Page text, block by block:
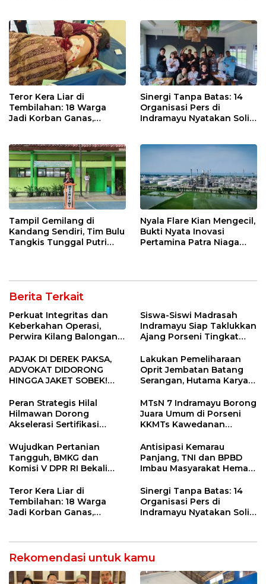
Teror Kera Liar di
Tembilahan: 18 Warga
Jadi Korban Ganas,
Sinergi Tanpa Batas: 14
Organisasi Pers di
Indramayu Nyatakan Solid
Tampil Gemilang di
Kandang Sendiri, Tim Bulu
Tangkis Tunggal Putri
Nyala Flare Kian Mengecil,
Bukti Nyata Inovasi
Pertamina Patra Niaga
Berita Terkait
Perkuat Integritas dan
Keberkahan Operasi,
Perwira Kilang Balongan
Siswa-Siswi Madrasah
Indramayu Siap Taklukkan
Ajang Porseni Tingkat
PAJAK DI DEREK PAKSA,
ADVOKAT DIDORONG
HINGGA JAKET SOBEK!
Ngamuk Kepung Polresta
Pekanbaru!
Lakukan Pemeliharaan
Oprit Jembatan Batang
Serangan, Hutama Karya
55 Tol Binjai–Langsa
Peran Strategis Hilal
Hilmawan Dorong
Akselerasi Sertifikasi
Entaskan Kemiskinan di
Indramayu
MTsN 7 Indramayu Borong
Juara Umum di Porseni
KKMTs Kawedanan
Wujudkan Pertanian
Tangguh, BMKG dan
Komisi V DPR RI Bekali
Sekolah Lapang Iklim
Antisipasi Kemarau
Panjang, TNI dan BPBD
Imbau Masyarakat Hemat
Kebakaran
Teror Kera Liar di
Tembilahan: 18 Warga
Jadi Korban Ganas,
Sinergi Tanpa Batas: 14
Organisasi Pers di
Indramayu Nyatakan Solid
Rekomendasi untuk kamu